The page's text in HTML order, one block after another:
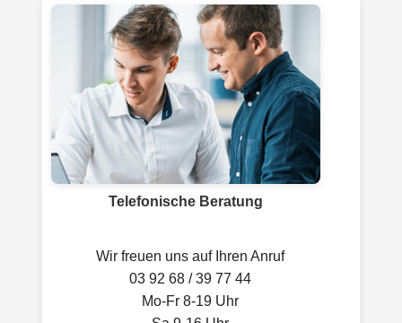
Telefonische Beratung
Wir freuen uns auf Ihren Anruf
03 92 68 / 39 77 44
Mo-Fr 8-19 Uhr